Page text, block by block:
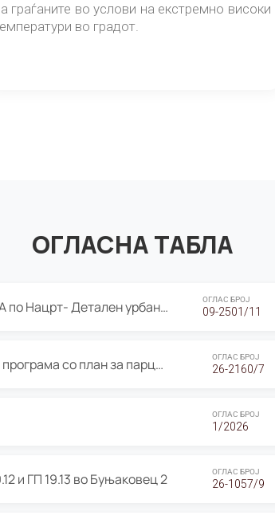
граѓаните во услови на екстремно високи
во градот.
ОГЛАСНА ТАБЛА
ЈАВНА ПРЕЗЕНТАЦИЈА И ЈАВНА АНКЕТА по Нацрт- Детален урбанистички план Градска четврт Ј 05- Барутана, Општина Центар- Скопје, плански период 2025-2030 ОГЛАС БРОЈ
09-2501/11
ОГЛАС за Јавно излагање на Проектна програма со план за парцелација за Урбанистички проект со план за парцелација за спојување на ГП 20.12 и ГП 20.37 од Изменување и дополнување на Детален урбанистички план Буњаковец 2, Општина Центар – Скопје ОГЛАС БРОЈ
26-2160/7
ОГЛАС БРОЈ
1/2026
и ГП 19.13 во Буњаковец 2 ОГЛАС БРОЈ
26-1057/9